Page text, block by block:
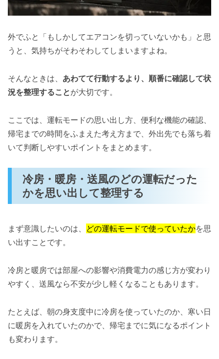
外でふと「もしかしてエアコンを切っていないかも」と思
うと、気持ちがそわそわしてしまいますよね。
そんなときは、 あわてて行動するより、順番に確認して状
況を整理することが大切です。
ここでは、運転モードの思い出し方、便利な機能の確認、
帰宅までの時間をふまえた考え方まで、外出先でも落ち着
いて判断しやすいポイントをまとめます。
冷房・暖房・送風のどの運転だった
かを思い出して整理する
まず意識したいのは、 どの運転モードで使っていたかを思
い出すことです。
冷房と暖房では部屋への影響や消費電力の感じ方が変わり
やすく、送風なら不安が少し軽くなることもあります。
たとえば、朝の身支度中に冷房を使っていたのか、寒い日
に暖房を入れていたのかで、帰宅までに気になるポイント
も変わります。